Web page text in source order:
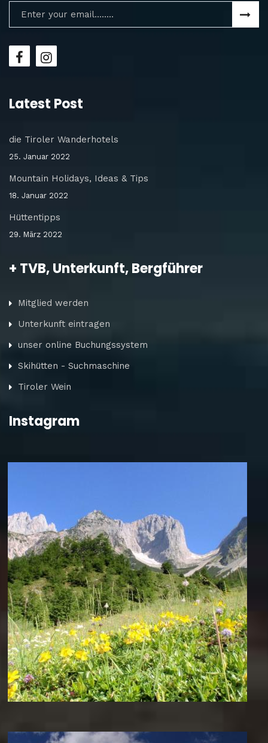
Latest Post
die Tiroler Wanderhotels
25. Januar 2022
Mountain Holidays, Ideas & Tips
18. Januar 2022
Hüttentipps
29. März 2022
+ TVB, Unterkunft, Bergführer
Mitglied werden
Unterkunft eintragen
unser online Buchungssystem
Skihütten - Suchmaschine
Tiroler Wein
Instagram